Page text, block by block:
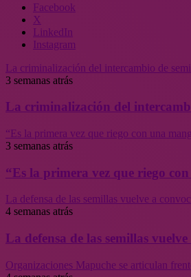
Facebook
X
LinkedIn
Instagram
La criminalización del intercambio de
3 semanas atrás
La criminalización del
“Es la primera vez que riego con una
3 semanas atrás
“Es la primera vez que riego
La defensa de las semillas vuelve a
4 semanas atrás
La defensa de las semillas
Organizaciones Mapuche se articulan